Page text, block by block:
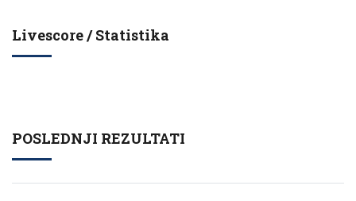
Livescore / Statistika
POSLEDNJI REZULTATI